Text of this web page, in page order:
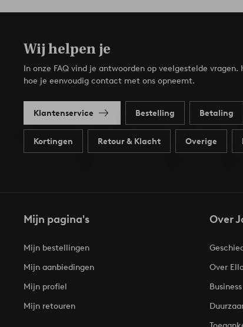
Wij helpen je
In onze FAQ vind je antwoorden op veelgestelde
hoe je eenvoudig contact met ons opneemt.
Klantenservice Bestelling Betaling
Kortingen Retour & Klacht Overige
Mijn pagina's
Mijn bestellingen
Mijn aanbiedingen
Mijn profiel
Mijn retouren
Over
Over